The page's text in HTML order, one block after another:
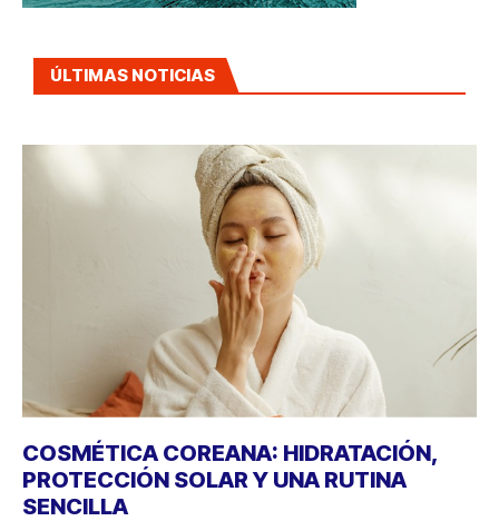
ÚLTIMAS NOTICIAS
COSMÉTICA COREANA: HIDRATACIÓN,
PROTECCIÓN SOLAR Y UNA RUTINA
SENCILLA